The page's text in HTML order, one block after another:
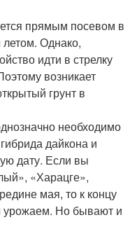
прямым посевом в
летом. Однако,
идти в стрелку
возникает
грунт в
необходимо
дайкона и
дату. Если вы
«Харацге»,
мая, то к концу
урожаем. Но бывают и